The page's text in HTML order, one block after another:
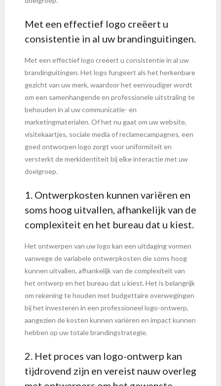
Met een effectief logo creëert u
consistentie in al uw brandinguitingen.
Met een effectief logo creëert u consistentie in al uw
brandinguitingen. Het logo fungeert als het herkenbare
gezicht van uw merk, waardoor het eenvoudiger wordt
om een samenhangende en professionele uitstraling te
behouden in al uw communicatie- en
marketingmaterialen. Of het nu gaat om uw website,
visitekaartjes, sociale media of reclamecampagnes, een
goed ontworpen logo zorgt voor uniformiteit en
versterkt de merkidentiteit bij elke interactie met uw
doelgroep.
1. Ontwerpkosten kunnen variëren en
soms hoog uitvallen, afhankelijk van de
complexiteit en het bureau dat u kiest.
Het ontwerpen van uw logo kan een uitdaging vormen
vanwege de variabele ontwerpkosten die soms hoog
kunnen uitvallen, afhankelijk van de complexiteit van
het ontwerp en het bureau dat u kiest. Het is belangrijk
om rekening te houden met budgettaire overwegingen
bij het investeren in een professioneel logo-ontwerp,
aangezien de kosten kunnen variëren en impact kunnen
hebben op uw totale brandingstrategie.
2. Het proces van logo-ontwerp kan
tijdrovend zijn en vereist nauw overleg